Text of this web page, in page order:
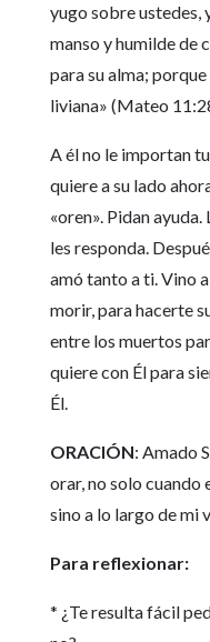
yugo sobre ustedes,
manso y humilde de
para su alma;
liviana» (Mateo
A él no le importan
quiere a su lado
«oren». Pidan
les responda.
amó tanto a ti. Vino
morir, para hacerte
entre los muertos
quiere con Él para
Él.
ORACIÓN: Amado
orar, no solo cuando
sino a lo largo de mi
Para reflexionar:
* ¿Te resulta fácil